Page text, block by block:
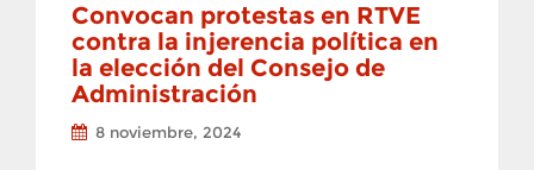
Convocan protestas en RTVE
contra la injerencia política en
la elección del Consejo de
Administración
8 noviembre, 2024